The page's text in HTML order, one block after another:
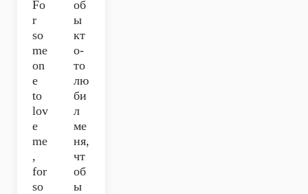
Fo
r
so
me
on
e
to
lov
e
me
,
for
so
об
ы
кт
о-
то
лю
би
л
ме
ня,
чт
об
ы